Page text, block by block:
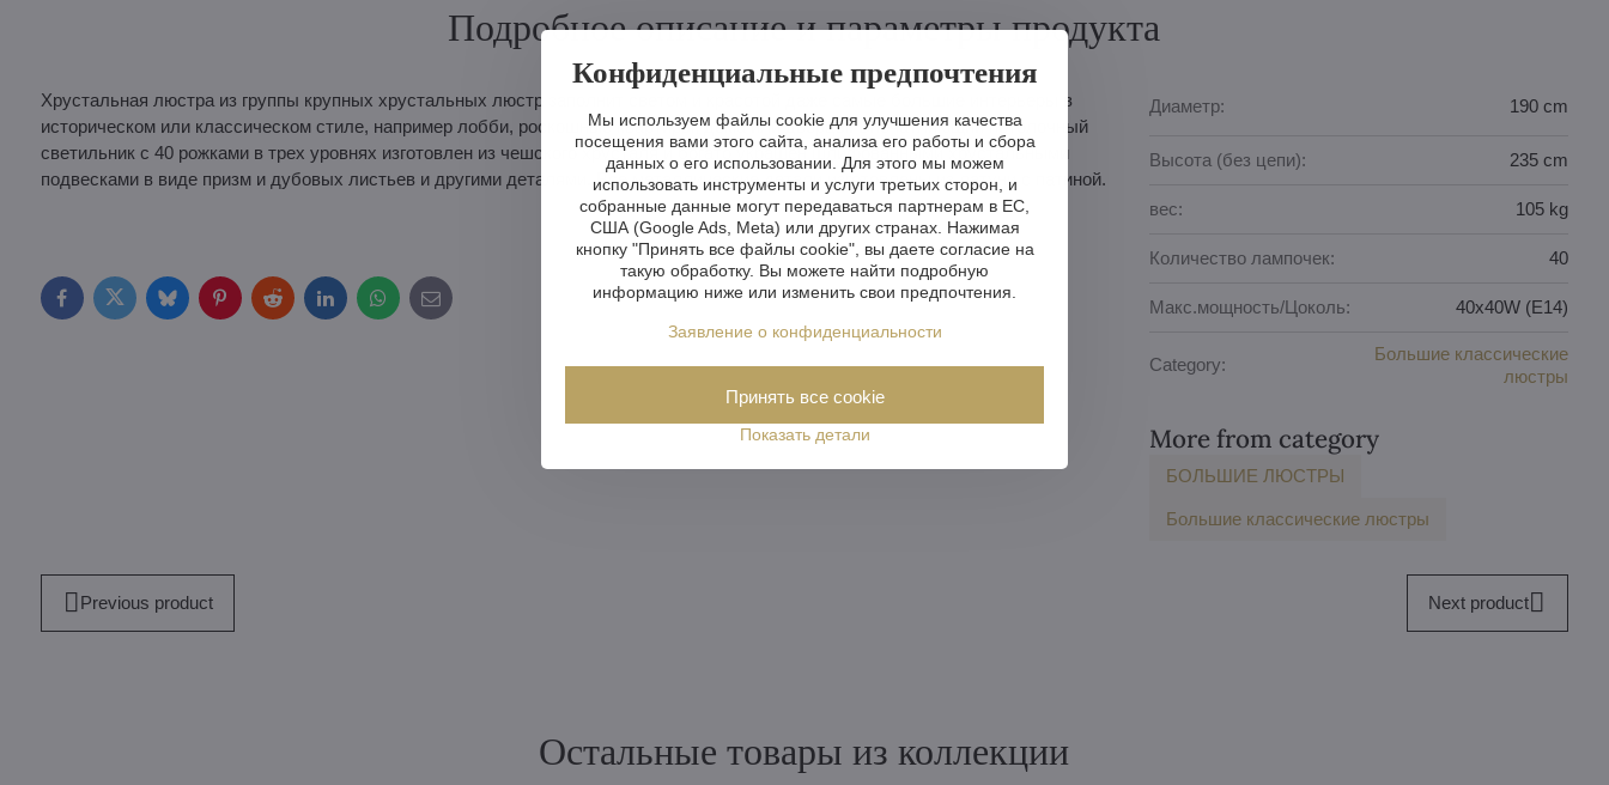
Подробное описание и параметры продукта
Хрустальная люстра из группы крупных хрустальных люстр заполнит светом и красотой даже самые большие интерьеры в
историческом или классическом стиле, например лобби, роскошные квартиры, дома или дворцы. Впечатляющий потолочный
светильник с 40 рожками в трех уровнях изготовлен из чешского хрусталя и богато украшен шлифованными хрустальными
подвесками в виде призм и дубовых листьев и другими деталями. Все металлические детали изготовлены из латуни с патиной.
FacebookTwitterBlueskyPinterestRedditLinkedInWhatsApp
E-
mail
Диаметр: 190 cm
Высота (без цепи): 235 cm
вес: 105 kg
Количество лампочек: 40
Макс.мощность/Цоколь: 40x40W (E14)
Category:
Большие классические
люстры
More from category
БOЛЬШИE ЛЮСТРЫ
Большие классические люстры
Previous product Next product
Остальные товары из коллекции
Конфиденциальные предпочтения
Мы используем файлы cookie для улучшения качества
посещения вами этого сайта, анализа его работы и сбора
данных о его использовании. Для этого мы можем
использовать инструменты и услуги третьих сторон, и
собранные данные могут передаваться партнерам в ЕС,
США (Google Ads, Meta) или других странах. Нажимая
кнопку "Принять все файлы cookie", вы даете согласие на
такую обработку. Вы можете найти подробную
информацию ниже или изменить свои предпочтения.
Заявление о конфиденциальности
Показать детали
Принять все cookie